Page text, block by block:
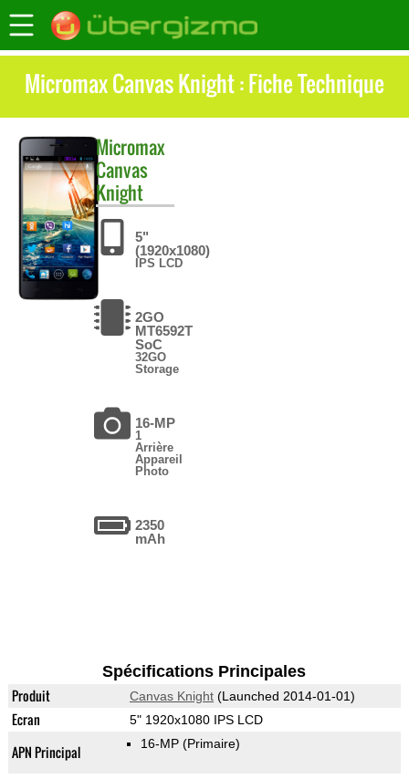
Micromax Canvas Knight : Fiche Technique
Micromax
Canvas
Knight
5"
(1920x1080)
IPS LCD
2GO
MT6592T
SoC
32GO
Storage
16-MP
1
Arrière
Appareil
Photo
2350
mAh
Spécifications Principales
Produit Canvas Knight(Launched 2014-01-01)
Ecran 5" 1920x1080 IPS LCD
APN Principal 16-MP (Primaire)